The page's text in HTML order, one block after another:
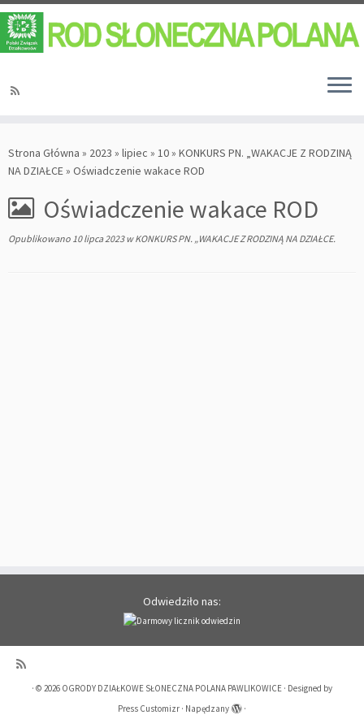
Strona Główna » 2023 » lipiec » 10» KONKURS PN. „WAKACJE Z RODZINĄ
NA DZIAŁCE» Oświadczenie wakace ROD
Oświadczenie wakace ROD
Opublikowano 10 lipca 2023wKONKURS PN. „WAKACJE Z RODZINĄ NA DZIAŁCE.
Odwiedziło nas:
· © 2026 OGRODY DZIAŁKOWE SŁONECZNA POLANA PAWLIKOWICE · Designed by
Press Customizr · Napędzany ·